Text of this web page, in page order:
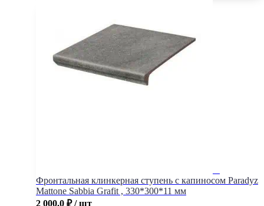
Фронтальная клинкерная ступень с капиносом Paradyz
Mattone Sabbia Grafit , 330*300*11 мм
2 000.0 ₽ / шт